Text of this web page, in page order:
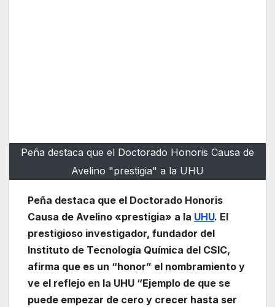
Peña destaca que el Doctorado Honoris Causa de
Avelino "prestigia" a la UHU
Peña destaca que el Doctorado Honoris
Causa de Avelino «prestigia» a la UHU. El
prestigioso investigador, fundador del
Instituto de Tecnología Química del CSIC,
afirma que es un “honor” el nombramiento y
ve el reflejo en la UHU “Ejemplo de que se
puede empezar de cero y crecer hasta ser